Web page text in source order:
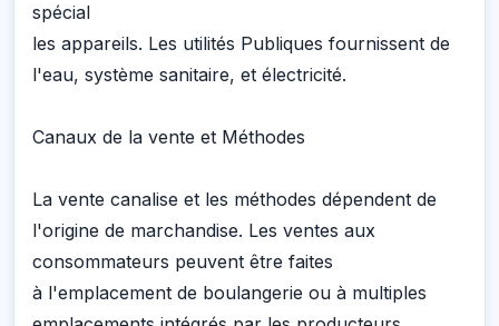
spécial
les appareils. Les utilités Publiques fournissent de
l'eau, système sanitaire, et électricité.
Canaux de la vente et Méthodes
La vente canalise et les méthodes dépendent de
l'origine de marchandise. Les ventes aux
consommateurs peuvent être faites
à l'emplacement de boulangerie ou à multiples